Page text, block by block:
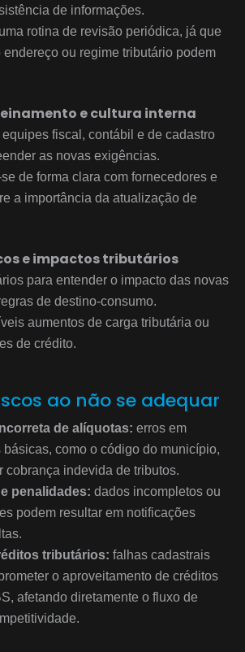
de informações.
rotina de revisão periódica, já que
endereço ou regime tributário podem
e cultura interna
fiscal, contábil e de cadastro
as novas exigências.
de forma clara com fornecedores e
a importância da atualização de
e impactos tributários
para entender o impacto das novas
de destino-consumo.
aumentos de carga tributária ou
de crédito.
ao não se adequar
de alíquotas: erros em
básicas, como o código do município,
cobrança indevida de tributos.
penalidades: dados incompletos ou
podem resultar em notificações
tributários: falhas cadastrais
o aproveitamento de créditos
afetando diretamente o fluxo de